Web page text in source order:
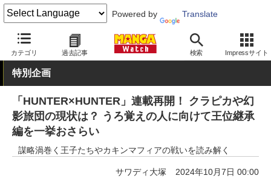
Powered by Translate
カテゴリ 過去記事 検索 Impressサイト
MANGA Watch 少年 HUNTER×HUNTER
特別企画
「HUNTER×HUNTER」連載再開！ クラピカや幻
影旅団の現状は？ うろ覚えの人に向けて王位継承
編を一挙おさらい
謀略渦巻く王子たちやカキンマフィアの戦いを読み解く
サワディ大塚 2024年10月7日 00:00